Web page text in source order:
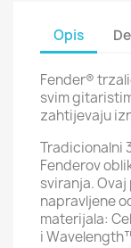
Opis
Fender®
svim
zahtijevaju
Tradicionalni
Fenderov
sviranja.
napravljene
materijala:
i